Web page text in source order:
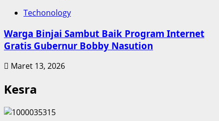
Techonology
Warga Binjai Sambut Baik Program Internet
Gratis Gubernur Bobby Nasution
Maret 13, 2026
Kesra